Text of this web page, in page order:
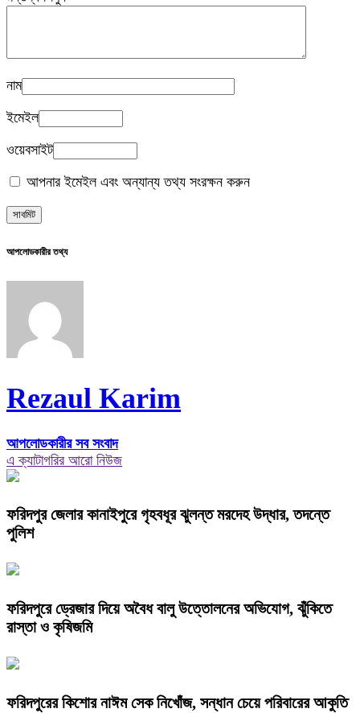
নাম
ইমেইল
ওয়েবসাইট
আপনার ইমেইল এবং অন্যান্য তথ্য সংরক্ষন করুন
আপলোডকারীর তথ্য
Rezaul Karim
আপলোডকারীর সব সংবাদ
এ ক্যাটাগরির আরো নিউজ
ফরিদপুর জেলার কানাইপুরে গৃহবধূর ঝুলন্ত মরদেহ উদ্ধার, তদন্তে
পুলিশ
ফরিদপুরে ড্রেজার দিয়ে অবৈধ বালু উত্তোলনের অভিযোগ, ঝুঁকিতে
রাস্তা ও কৃষিজমি
ফরিদপুরের কিশোর নাঈম সেক নিখোঁজ, সন্ধান চেয়ে পরিবারের আকুতি